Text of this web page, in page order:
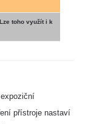
toho využít i k
přístroje nastaví